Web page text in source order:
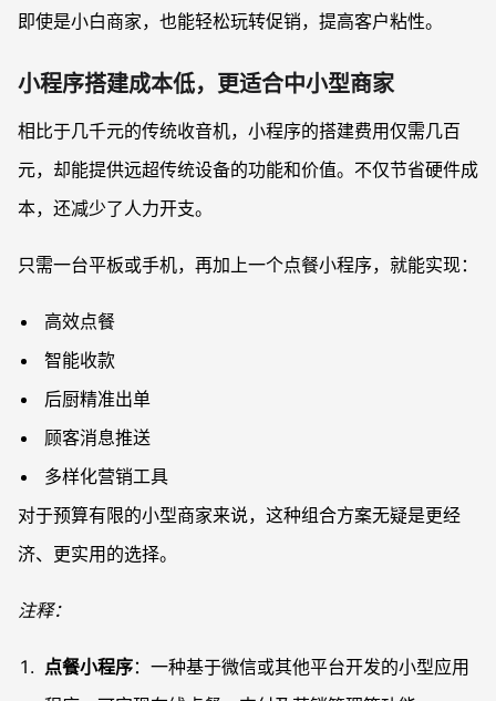
即使是小白商家，也能轻松玩转促销，提高客户粘性。
小程序搭建成本低，更适合中小型商家
相比于几千元的传统收音机，小程序的搭建费用仅需几百
元，却能提供远超传统设备的功能和价值。不仅节省硬件成
本，还减少了人力开支。
只需一台平板或手机，再加上一个点餐小程序，就能实现：
高效点餐
智能收款
后厨精准出单
顾客消息推送
多样化营销工具
对于预算有限的小型商家来说，这种组合方案无疑是更经
济、更实用的选择。
注释：
点餐小程序：一种基于微信或其他平台开发的小型应用